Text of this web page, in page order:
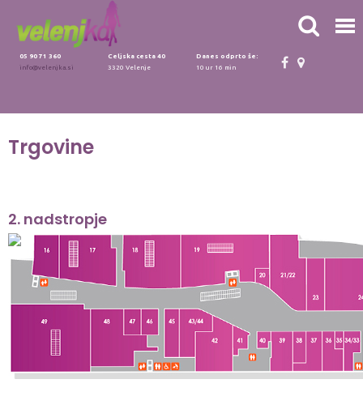
05 90 71 360
info@velenjka.si
Celjska cesta 40
3320 Velenje
Danes odprto še:
10 ur 16 min
Trgovine
2. nadstropje